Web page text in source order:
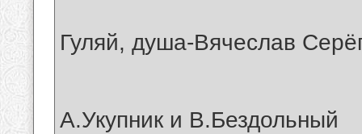
Гуляй, душа-Вячеслав
А.Укупник и В.Бездольный